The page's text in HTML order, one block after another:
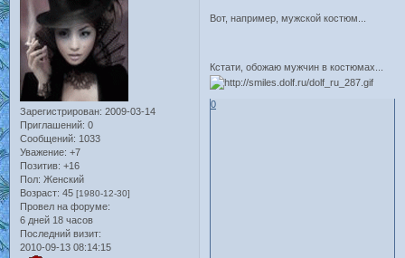
Зарегистрирован: 2009-03-14
Приглашений: 0
Сообщений: 1033
Уважение: +7
Позитив: +16
Пол: Женский
Возраст: 45 [1980-12-30]
Провел на форуме:
6 дней 18 часов
Последний визит:
2010-09-13 08:14:15
Вот, например, мужской костюм...
Кстати, обожаю мужчин в костюмах...